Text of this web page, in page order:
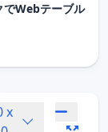
でWebテーブル
x